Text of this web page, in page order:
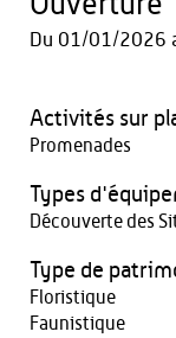
Du 01/01/2026
Activités sur
Promenades
Types
Découverte des
Type de
Floristique
Faunistique